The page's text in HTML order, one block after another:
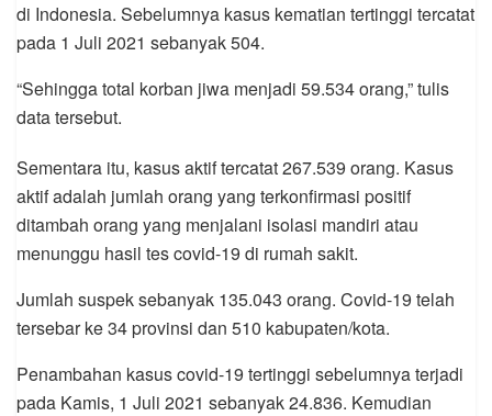
di Indonesia. Sebelumnya kasus kematian tertinggi tercatat
pada 1 Juli 2021 sebanyak 504.
“Sehingga total korban jiwa menjadi 59.534 orang,” tulis
data tersebut.
Sementara itu, kasus aktif tercatat 267.539 orang. Kasus
aktif adalah jumlah orang yang terkonfirmasi positif
ditambah orang yang menjalani isolasi mandiri atau
menunggu hasil tes covid-19 di rumah sakit.
Jumlah suspek sebanyak 135.043 orang. Covid-19 telah
tersebar ke 34 provinsi dan 510 kabupaten/kota.
Penambahan kasus covid-19 tertinggi sebelumnya terjadi
pada Kamis, 1 Juli 2021 sebanyak 24.836. Kemudian